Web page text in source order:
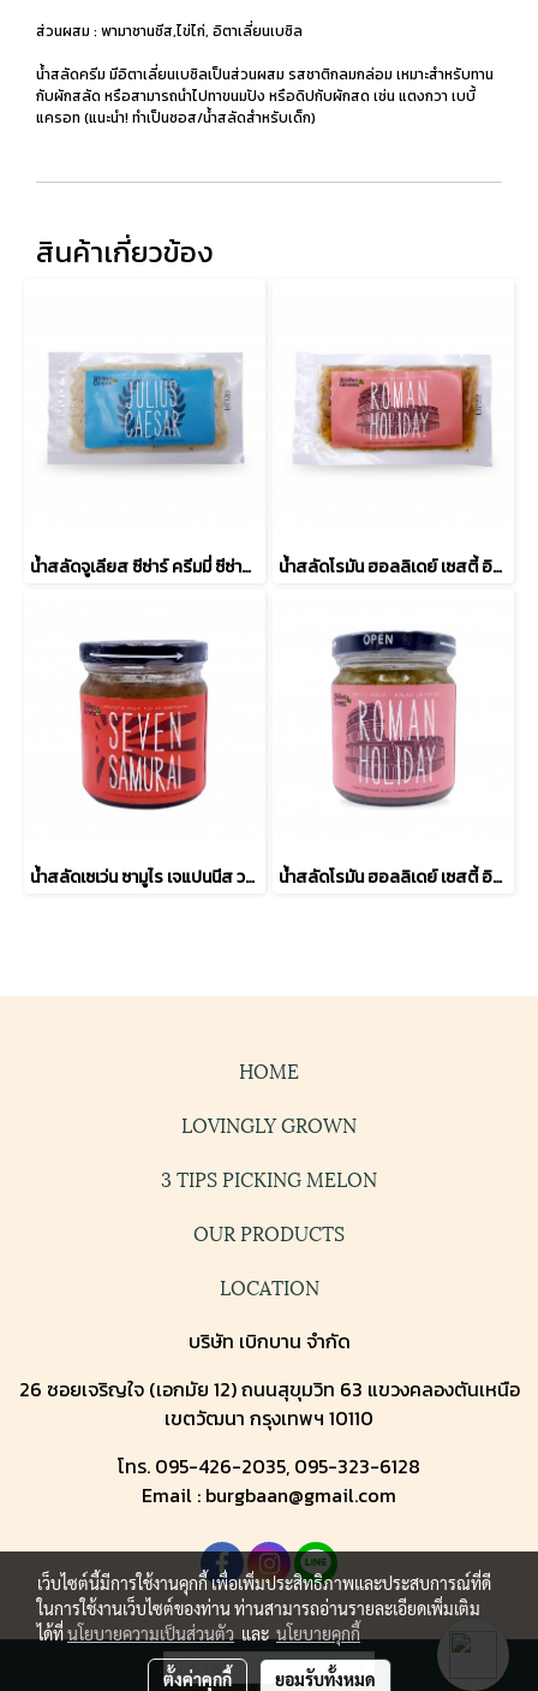
ส่วนผสม : พามาซานชีส,ไข่ไก่, อิตาเลี่ยนเบซิล
น้ำสลัดครีม มีอิตาเลี่ยนเบซิลเป็นส่วนผสม รสชาติกลมกล่อม เหมาะสำหรับทาน
กับผักสลัด หรือสามารถนำไปทาขนมปัง หรือดิปกับผักสด เช่น แตงกวา เบบี้
แครอท (แนะนำ! ทำเป็นซอส/น้ำสลัดสำหรับเด็ก)
สินค้าเกี่ยวข้อง
น้ำสลัดจูเลียส ซีซ่าร์ ครีมมี่ ซีซ่าร์ แอนโชวี่ เดรสซิ่ง น้ำสลัดโรมัน ฮอลลิเดย์ เซสตี้ อิตาเลียน สลัด เดรสซิ่
น้ำสลัดเซเว่น ซามูไร เจแปนนีส วาฟู เดรสซิ่ง น้ำสลัดโรมัน ฮอลลิเดย์ เซสตี้ อิตาเลียน สลัด เดรสซิ่ง
HOME
LOVINGLY GROWN
3 TIPS PICKING MELON
OUR PRODUCTS
LOCATION
บริษัท เบิกบาน จำกัด
26 ซอยเจริญใจ (เอกมัย 12) ถนนสุขุมวิท 63 แขวงคลองตันเหนือ
เขตวัฒนา กรุงเทพฯ 10110
โทร. 095-426-2035, 095-323-6128
Email : burgbaan@gmail.com
ผู้เข้าชมวันนี้ 1
เว็บไซต์นี้มีการใช้งานคุกกี้ เพื่อเพิ่มประสิทธิภาพและประสบการณ์ที่ดี
ในการใช้งานเว็บไซต์ของท่าน ท่านสามารถอ่านรายละเอียดเพิ่มเติม
ได้ที่นโยบายความเป็นส่วนตัว และ นโยบายคุกกี้
ตั้งค่าคุกกี้ ยอมรับทั้งหมด